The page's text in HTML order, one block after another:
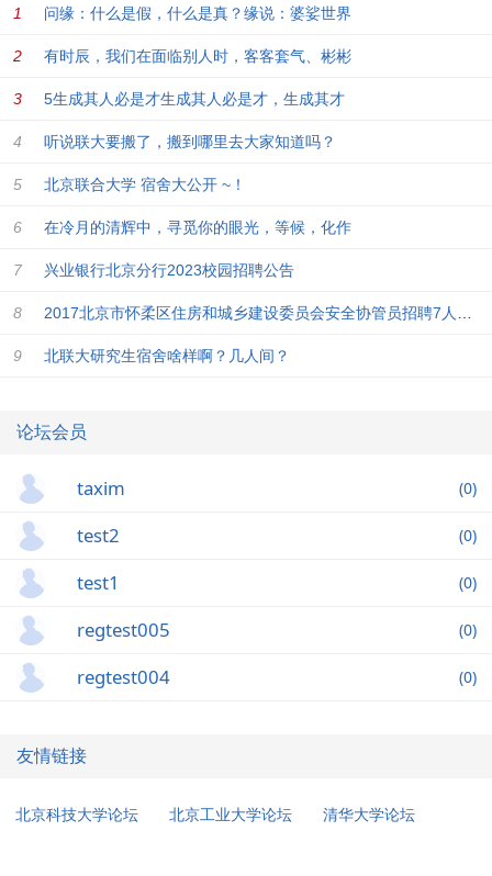
问缘：什么是假，什么是真？缘说：婆娑世界
有时辰，我们在面临别人时，客客套气、彬彬
5生成其人必是才生成其人必是才，生成其才
听说联大要搬了，搬到哪里去大家知道吗？
北京联合大学 宿舍大公开 ~！
在冷月的清辉中，寻觅你的眼光，等候，化作
兴业银行北京分行2023校园招聘公告
北联大研究生宿舍啥样啊？几人间？
论坛会员
taxim (0)
test2 (0)
test1 (0)
regtest005 (0)
regtest004 (0)
友情链接
北京科技大学论坛 北京工业大学论坛 清华大学论坛